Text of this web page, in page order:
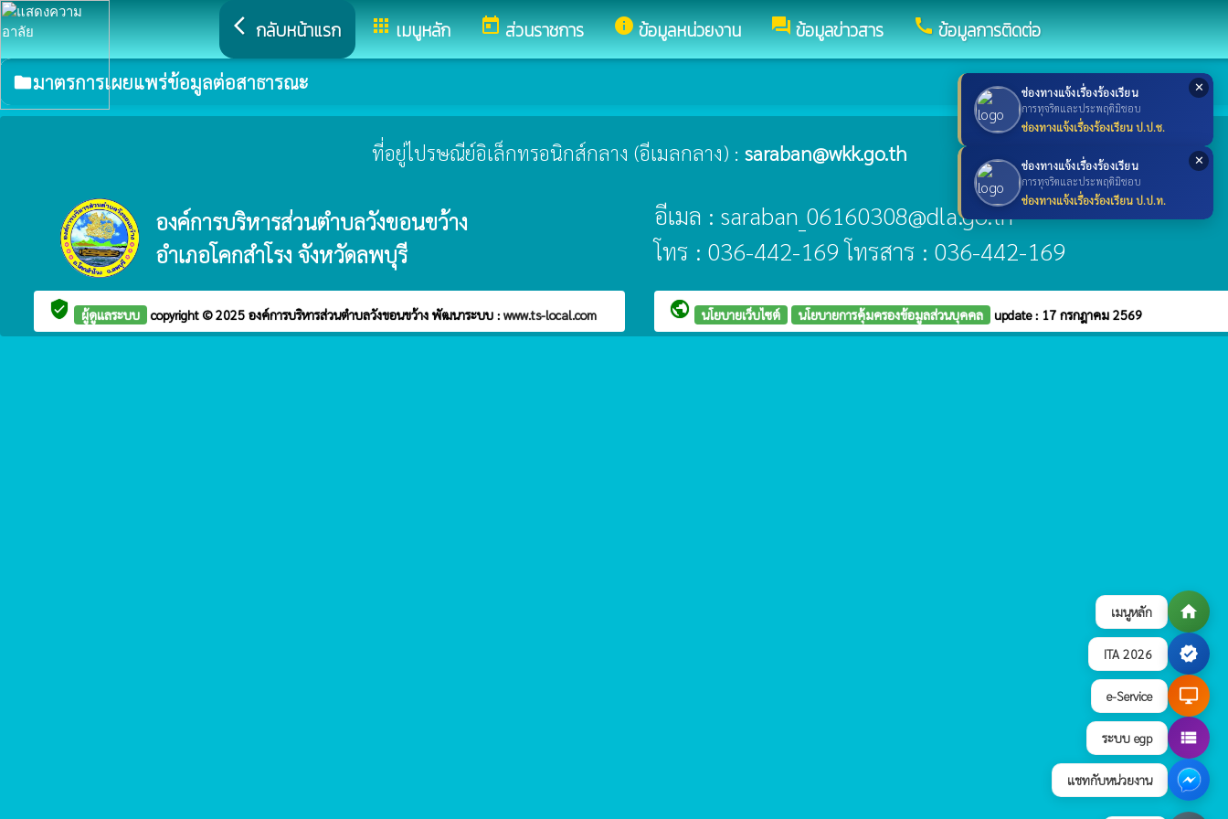
เมนูหลัก home
ITA 2026 verified
e-Service desktop_windows
ระบบ egp view_list
แชทกับหน่วยงาน
✕
ช่องทางแจ้งเรื่องร้องเรียน
การทุจริตและประพฤติมิชอบ
ช่องทางแจ้งเรื่องร้องเรียน ป.ป.ช.
✕
ช่องทางแจ้งเรื่องร้องเรียน
การทุจริตและประพฤติมิชอบ
ช่องทางแจ้งเรื่องร้องเรียน ป.ป.ท.
arrow_back_ios กลับหน้าแรก appsเมนูหลัก todayส่วนราชการ infoข้อมูลหน่วยงาน forumข้อมูลข่าวสาร callข้อมูลการติดต่อ
folderมาตรการเผยแพร่ข้อมูลต่อสาธารณะ
ที่อยู่ไปรษณีย์อิเล็กทรอนิกส์กลาง (อีเมลกลาง) : saraban@wkk.go.th
องค์การบริหารส่วนตำบลวังขอนขว้าง
อำเภอโคกสำโรง จังหวัดลพบุรี
อีเมล : saraban_06160308@dla.go.th
โทร : 036-442-169 โทรสาร : 036-442-169
verified_user ผู้ดูแลระบบ copyright © 2025 องค์การบริหารส่วนตำบลวังขอนขว้าง พัฒนาระบบ : www.ts-local.com public นโยบายเว็บไซต์ นโยบายการคุ้มครองข้อมูลส่วนบุคคล update : 17 กรกฎาคม 2569